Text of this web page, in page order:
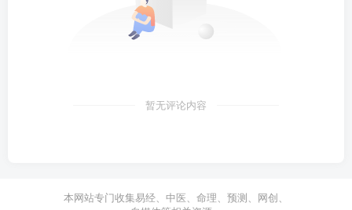
暂无评论内容
本网站专门收集易经、中医、命理、预测、网创、